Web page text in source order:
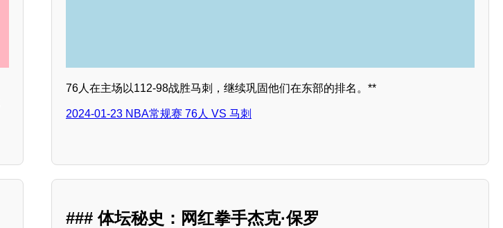
76人在主场以112-98战胜马刺，继续巩固他们在东部的排名。**
2024-01-23 NBA常规赛 76人 VS 马刺
### 体坛秘史：网红拳手杰克·保罗